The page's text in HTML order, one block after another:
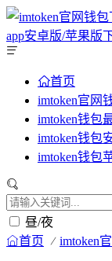
首页
imtoken官网
imtoken钱包
imtoken钱包
imtoken钱包
昼/夜
首页 imtoken